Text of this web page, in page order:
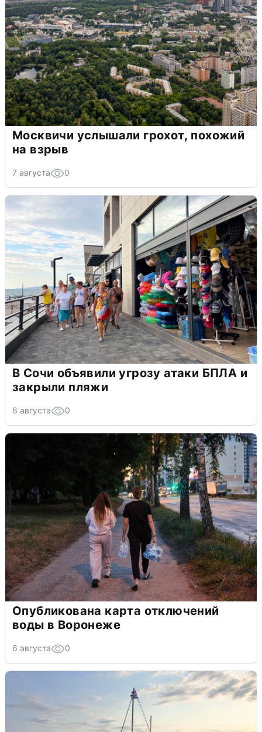
Москвичи услышали грохот, похожий
на взрыв
7 августа 0
В Сочи объявили угрозу атаки БПЛА и
закрыли пляжи
6 августа 0
Опубликована карта отключений
воды в Воронеже
6 августа 0